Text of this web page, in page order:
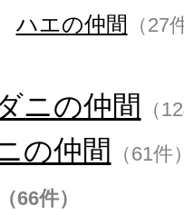
ハエの仲間
（27
ニの仲間 （
の仲間 （61件
（66件）